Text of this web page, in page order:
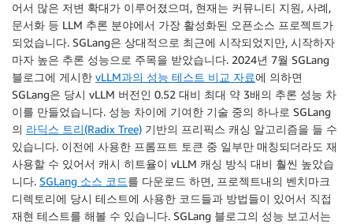
어서 많은 저변 확대가 이루어졌으며, 현재는 커뮤니티 지원, 사례,
문서화 등 LLM 추론 분야에서 가장 활성화된 오픈소스 프로젝트가
되었습니다. SGLang은 상대적으로 최근에 시작되었지만, 시작하자
마자 높은 추론 성능으로 주목을 받았습니다. 2024년 7월 SGLang
블로그에 게시한 vLLM과의 성능 테스트 비교 자료에 의하면
SGLang은 당시 vLLM 버전인 0.52 대비 최대 약 3배의 추론 성능 차
이를 만들었습니다. 성능 차이에 기여한 기술 중의 하나로 SGLang
의 라딕스 트리(Radix Tree) 기반의 프리픽스 캐싱 알고리즘을 들 수
있습니다. 이전에 사용한 프롬프트 토큰 중 일부만 매칭되더라도 재
사용할 수 있어서 캐시 히트율이 vLLM 캐싱 방식 대비 훨씬 높았습
니다. SGLang 소스 코드를 다운로드 하면, 프로젝트내의 벤치마크
디렉토리에 당시 테스트에 사용한 코드들과 방법들이 있어서 직접
재현 테스트를 해볼 수 있습니다. SGLang 블로그의 성능 보고서는